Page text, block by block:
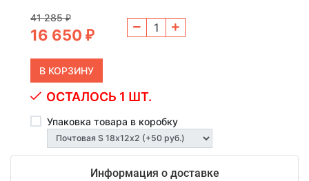
41 285₽
16 650 ₽
ОСТАЛОСЬ 1 ШТ.
Упаковка товара в коробку
Информация о доставке